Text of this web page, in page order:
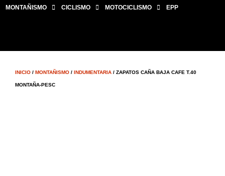
MONTAÑISMO CICLISMO MOTOCICLISMO EPP
INICIO / MONTAÑISMO / INDUMENTARIA / ZAPATOS CAÑA BAJA CAFE T.40
MONTAÑA-PESC